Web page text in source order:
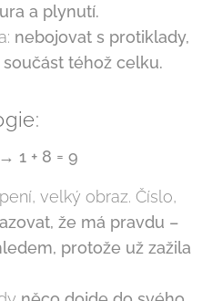
a plynutí.
nebojovat s protiklady,
téhož celku.
→ 1 + 8 = 9
velký obraz. Číslo,
že má pravdu –
protože už zažila